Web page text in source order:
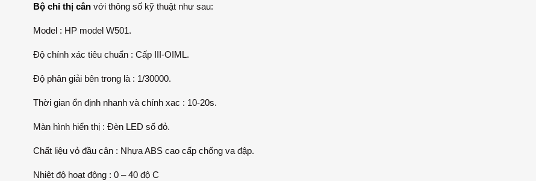
Bộ chỉ thị cânvới thông số kỹ thuật như sau:
Model : HP model W501.
Độ chính xác tiêu chuẩn : Cấp III-OIML.
Độ phân giải bên trong là : 1/30000.
Thời gian ổn định nhanh và chính xac : 10-20s.
Màn hình hiển thị : Đèn LED số đỏ.
Chất liệu vỏ đầu cân : Nhựa ABS cao cấp chống va đập.
Nhiệt độ hoạt động : 0 – 40 độ C